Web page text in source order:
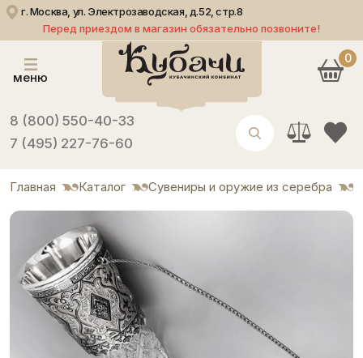
г. Москва, ул. Электрозаводская, д.52, стр.8
Перед приездом в магазин обязательно позвоните!
меню
8 (800) 550-40-33
7 (495) 227-76-60
0
Главная Каталог Сувениры и оружие из серебра